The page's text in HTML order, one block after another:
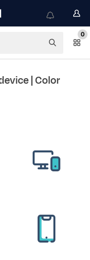
0
| Color